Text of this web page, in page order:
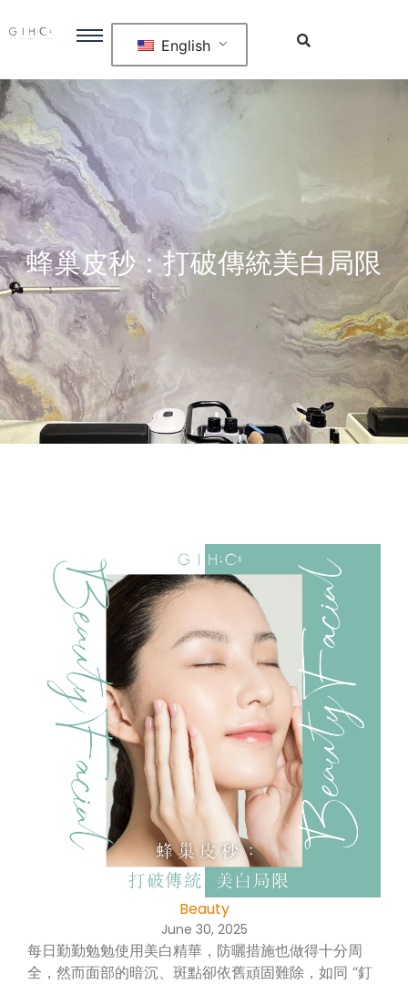
English
蜂巢皮秒：打破傳統美白局限
Beauty
June 30, 2025
每日勤勤勉勉使用美白精華，防曬措施也做得十分周
全，然而面部的暗沉、斑點卻依舊頑固難除，如同 “釘